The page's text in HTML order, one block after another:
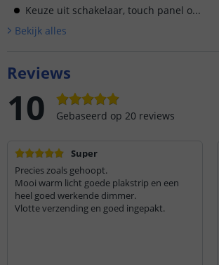
Keuze uit schakelaar, touch panel o...
Bekijk alles
Reviews
10 Gebaseerd op 20 reviews
Super
Precies zoals gehoopt.
Mooi warm licht goede plakstrip en een
heel goed werkende dimmer.
Vlotte verzending en goed ingepakt.